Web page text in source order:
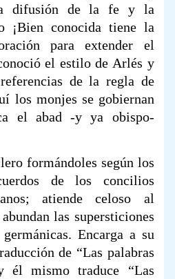
difusión de la fe y la
¡Bien conocida tiene la
para extender el
el estilo de Arlés y
de la regla de
los monjes se gobiernan
el abad -y ya obispo-
formándoles según los
de los concilios
atiende celoso al
las supersticiones
Encarga a su
de “Las palabras
él mismo traduce “Las